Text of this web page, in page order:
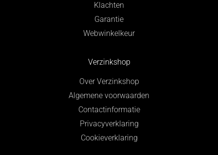
Klachten
Garantie
Webwinkelkeur
Verzinkshop
Over Verzinkshop
Algemene voorwaarden
Contactinformatie
Privacyverklaring
Cookieverklaring